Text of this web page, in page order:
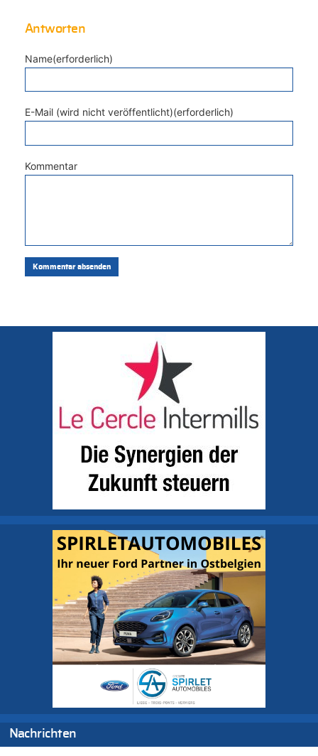
Antworten
Name(erforderlich)
E-Mail (wird nicht veröffentlicht)(erforderlich)
Kommentar
Nachrichten